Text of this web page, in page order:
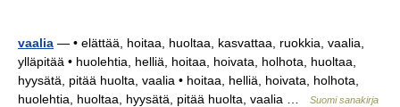
vaalia — • elättää, hoitaa, huoltaa, kasvattaa, ruokkia, vaalia,
ylläpitää • huolehtia, helliä, hoitaa, hoivata, holhota, huoltaa,
hyysätä, pitää huolta, vaalia • hoitaa, helliä, hoivata, holhota,
huolehtia, huoltaa, hyysätä, pitää huolta, vaalia …
Suomi sanakirja